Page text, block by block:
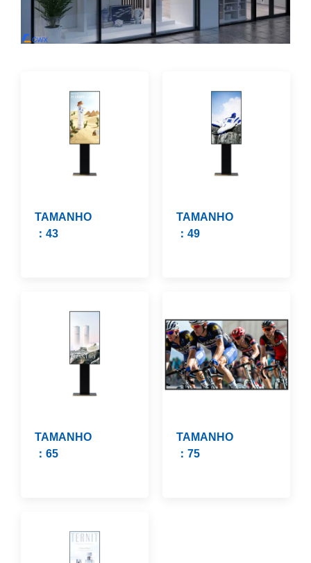
TAMANHO
：43
TAMANHO
：49
TAMANHO
：65
TAMANHO
：75